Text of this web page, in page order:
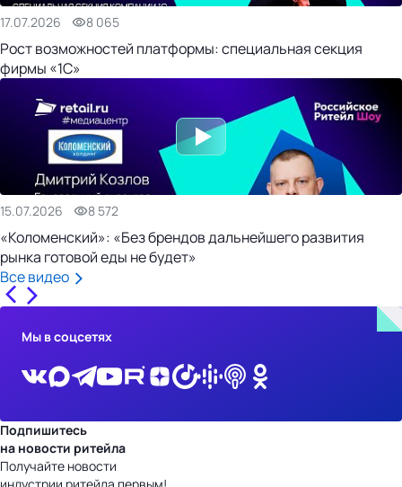
17.07.2026 8 065
Рост возможностей платформы: специальная секция
фирмы «1С»
15.07.2026 8 572
«Коломенский»: «Без брендов дальнейшего развития
рынка готовой еды не будет»
Все видео
Мы в соцсетях
Подпишитесь
на новости ритейла
Получайте новости
индустрии ритейла первым!